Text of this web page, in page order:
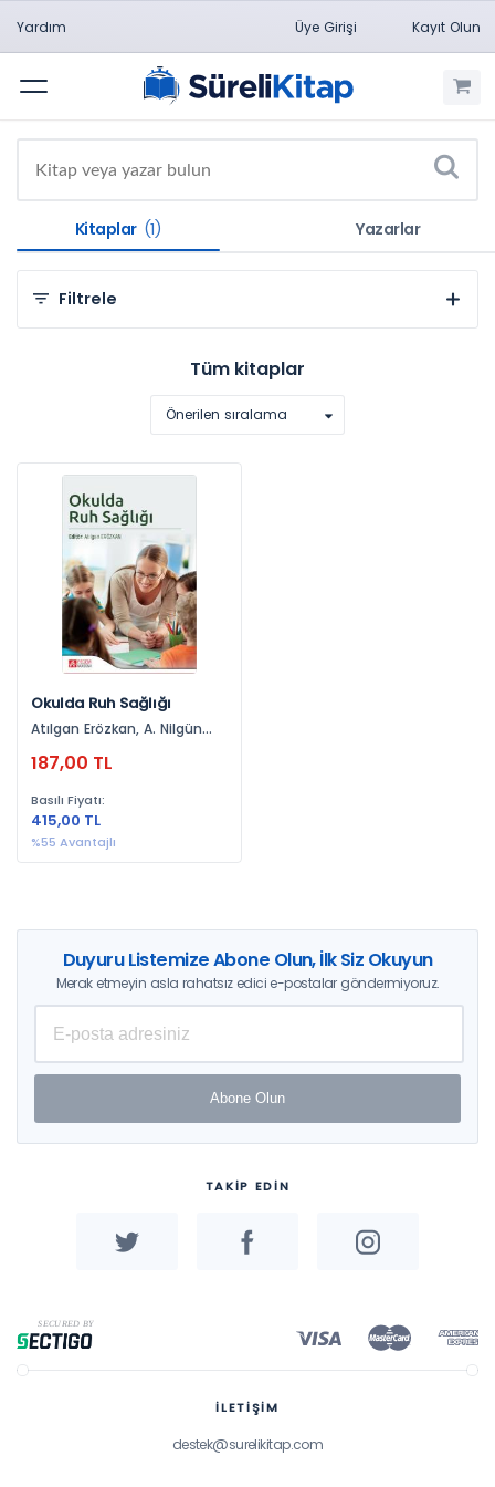
Yardım Üye Girişi Kayıt Olun
Menü
Kitaplar (1) Yazarlar
Filtrele
Konulara Göre
Eğitim Bilimleri (1)
Yayınevlerine Göre
Pegem Akademi Yayıncılık (1)
Yıllara Göre
2023 (1)
Tüm kitaplar
Önerilen sıralama
Okulda Ruh Sağlığı
Atılgan Erözkan, A. Nilgün
Işıl Tekin, Burcu Karaşar,
Çutuk, Neslihan Yaman,
Engin Büyüköksüz
187,00 TL
Basılı Fiyatı:
415,00 TL
%55 Avantajlı
Duyuru Listemize Abone Olun, İlk Siz Okuyun
Merak etmeyin asla rahatsız edici e-postalar göndermiyoruz.
Abone Olun
TAKİP EDİN
İLETİŞİM
destek@surelikitap.com